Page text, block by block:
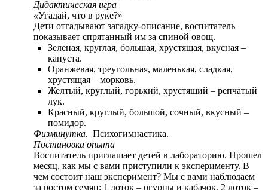
Дидактическая игра
«Угадай, что в руке?»
Дети отгадывают загадку-описание, воспитатель
показывает спрятанный им за спиной овощ.
Зеленая, круглая, большая, хрустящая, вкусная –
капуста.
Оранжевая, треугольная, маленькая, сладкая,
хрустящая – морковь.
Желтый, круглый, горький, хрустящий – репчатый
лук.
Красный, круглый, большой, сочный, вкусный –
помидор.
Физминутка. Психогимнастика.
Постановка опыта
Воспитатель приглашает детей в лабораторию. Прошел
месяц, как мы с вами приступили к эксперименту. В
чем состоит наш эксперимент? Мы с вами наблюдаем
за ростом семян: 1 лоток – огурцы и кабачок, 2 лоток –